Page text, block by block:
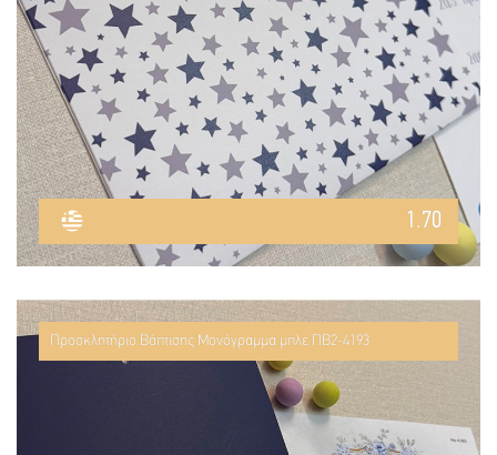
1.70
Προσκλητήριο Βάπτισης Μονόγραμμα μπλε ΠΒ2-4193